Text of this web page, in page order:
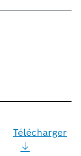
Télécharger